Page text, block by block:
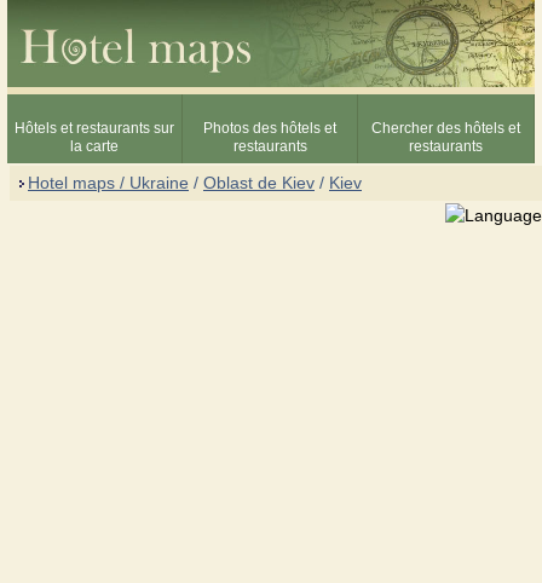
Hôtels et restaurants sur
la carte
Photos des hôtels et
restaurants
Chercher des hôtels et
restaurants
Hotel maps / Ukraine / Oblast de Kiev / Kiev